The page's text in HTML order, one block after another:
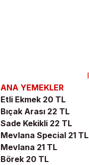
ANA YEMEKLER
Etli Ekmek 20 TL
Bıçak Arası 22 TL
Sade Kekikli 22 TL
Mevlana Special 21 TL
Mevlana 21 TL
Börek 20 TL